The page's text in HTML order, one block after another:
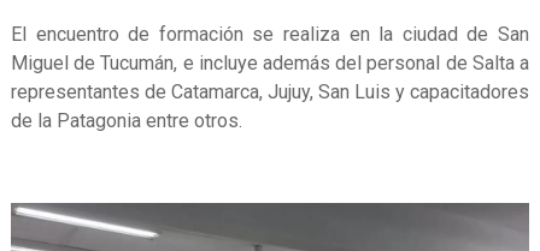
El encuentro de formación se realiza en la ciudad de San
Miguel de Tucumán, e incluye además del personal de Salta a
representantes de Catamarca, Jujuy, San Luis y capacitadores
de la Patagonia entre otros.